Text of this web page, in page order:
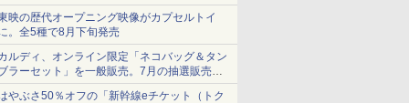
ョーツは1990円に
映の歴代オープニング映像がカプセルトイ
。全5種で8月下旬発売
ルディ、オンライン限定「ネコバッグ＆タン
ラーセット」を一般販売。7月の抽選販売の
選無効分
やぶさ50％オフの「新幹線eチケット（トク